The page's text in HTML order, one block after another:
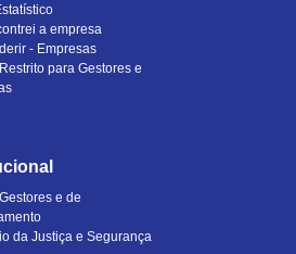
a empresa
- Empresas
para Gestores e
e de
da Justiça e Segurança